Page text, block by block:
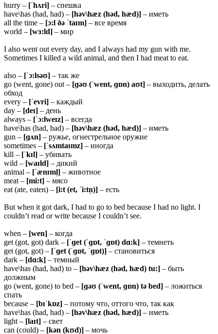
hurry – [ˈhʌri] – спешка
have\has (had, had) – [həv\hæz (həd, hæd)] – иметь
all the time – [ɔ:l ðə ˈtaɪm] – все время
world – [wɜ:ld] – мир
I also went out every day, and I always had my gun with me.
Sometimes I killed a wild animal, and then I had meat to eat.
also – [ˈɔ:lsəʊ] – так же
go (went, gone) out – [ɡəʊ (ˈwent, ɡɒn) aʊt] – выходить, делать
обход
every – [ˈevri] – каждый
day – [deɪ] – день
always – [ˈɔ:lweɪz] – всегда
have\has (had, had) – [həv\hæz (həd, hæd)] – иметь
gun – [ɡʌn] – ружье, огнестрельное оружие
sometimes – [ˈsʌmtaɪmz] – иногда
kill – [ˈkɪl] – убивать
wild – [waɪld] – дикий
animal – [ˈænɪml̩] – животное
meat – [mi:t] – мясо
eat (ate, eaten) – [i:t (et, ˈi:tn̩)] – есть
But when it got dark, I had to go to bed because I had no light. I
couldn’t read or write because I couldn’t see.
when – [wen] – когда
get (got, got) dark – [ˈɡet (ˈɡɒt, ˈɡɒt) dɑ:k] – темнеть
get (got, got) – [ˈɡet (ˈɡɒt, ˈɡɒt)] – становиться
dark – [dɑ:k] – темный
have\has (had, had) to – [həv\hæz (həd, hæd) tu:] – быть
должным
go (went, gone) to bed – [ɡəʊ (ˈwent, ɡɒn) tə bed] – ложиться
спать
because – [bɪˈkɒz] – потому что, оттого что, так как
have\has (had, had) – [həv\hæz (həd, hæd)] – иметь
light – [laɪt] – свет
can (could) – [kən (kʊd)] – мочь